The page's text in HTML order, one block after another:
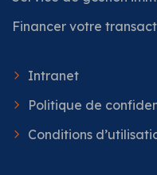
Financer votre
Intranet
Politique de
Conditions